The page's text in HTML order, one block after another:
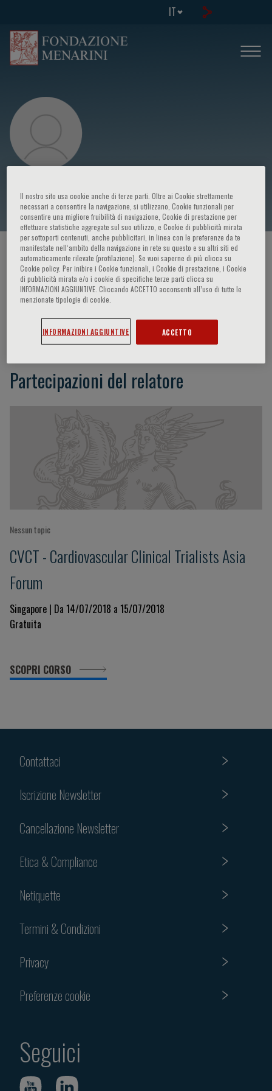
IT
Yves Rosenberg
HOME PAGE / CORSI ED EVENTI / RELATORE
Yves Rosenberg
Partecipazioni del relatore
Nessun topic
CVCT - Cardiovascular Clinical Trialists Asia
Forum
Singapore | Da 14/07/2018 a 15/07/2018
Gratuita
SCOPRI CORSO
Contattaci
Iscrizione Newsletter
Cancellazione Newsletter
Etica & Compliance
Netiquette
Termini & Condizioni
Privacy
Preferenze cookie
Seguici
Il nostro sito usa cookie anche di terze parti. Oltre ai Cookie strettamente
necessari a consentire la navigazione, si utilizzano, Cookie funzionali per
consentire una migliore fruibilità di navigazione, Cookie di prestazione per
effettuare statistiche aggregate sul suo utilizzo, e Cookie di pubblicità mirata
per sottoporti contenuti, anche pubblicitari, in linea con le preferenze da te
manifestate nell‘ambito della navigazione in rete su questo e su altri siti ed
automaticamente rilevate (profilazione). Se vuoi saperne di più clicca su
Cookie policy. Per inibire i Cookie funzionali, i Cookie di prestazione, i Cookie
di pubblicità mirata e/o i cookie di specifiche terze parti clicca su
INFORMAZIONI AGGIUNTIVE. Cliccando ACCETTO acconsenti all’uso di tutte le
menzionate tipologie di cookie.
INFORMAZIONI AGGIUNTIVE ACCETTO